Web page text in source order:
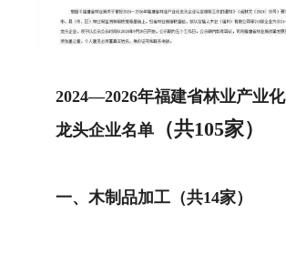
2024—2026年福建省林业产业化
龙头企业名单（共105家）
一、木制品加工（共14家）